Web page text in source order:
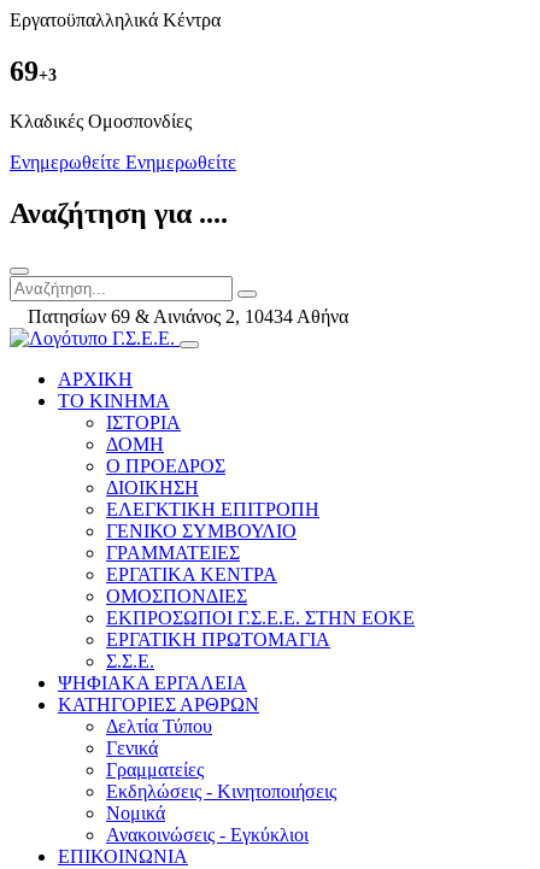
Εργατοϋπαλληλικά Κέντρα
69+3
Kλαδικές Ομοσπονδίες
Ενημερωθείτε Ενημερωθείτε
Αναζήτηση για ....
Πατησίων 69 & Αινιάνος 2, 10434 Αθήνα
ΑΡΧΙΚΗ
ΤΟ ΚΙΝΗΜΑ
ΙΣΤΟΡΙΑ
ΔΟΜΗ
Ο ΠΡΟΕΔΡΟΣ
ΔΙΟΙΚΗΣΗ
ΕΛΕΓΚΤΙΚΗ ΕΠΙΤΡΟΠΗ
ΓΕΝΙΚΟ ΣΥΜΒΟΥΛΙΟ
ΓΡΑΜΜΑΤΕΙΕΣ
ΕΡΓΑΤΙΚΑ ΚΕΝΤΡΑ
ΟΜΟΣΠΟΝΔΙΕΣ
ΕΚΠΡΟΣΩΠΟΙ Γ.Σ.Ε.Ε. ΣΤΗΝ ΕΟΚΕ
ΕΡΓΑΤΙΚΗ ΠΡΩΤΟΜΑΓΙΑ
Σ.Σ.Ε.
ΨΗΦΙΑΚΑ ΕΡΓΑΛΕΙΑ
ΚΑΤΗΓΟΡΙΕΣ ΑΡΘΡΩΝ
Δελτία Τύπου
Γενικά
Γραμματείες
Εκδηλώσεις - Κινητοποιήσεις
Νομικά
Ανακοινώσεις - Εγκύκλιοι
ΕΠΙΚΟΙΝΩΝΙΑ